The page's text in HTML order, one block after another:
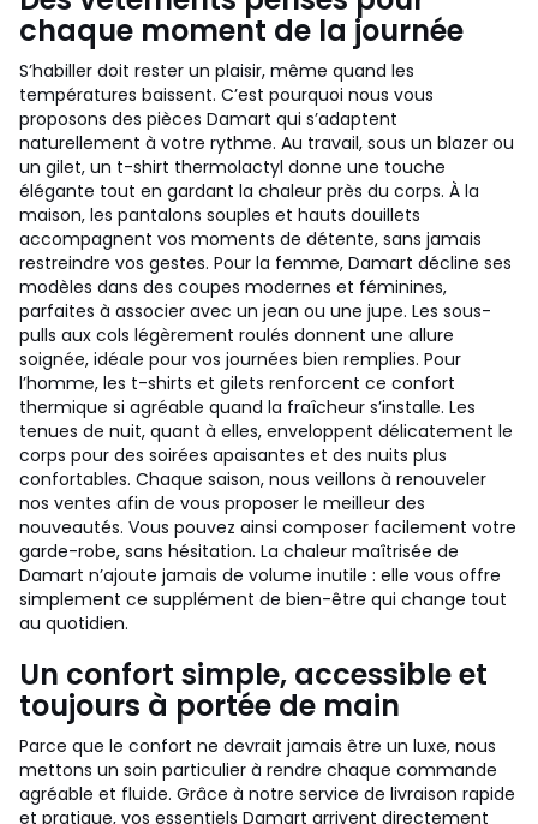
chaque moment de la journée
S’habiller doit rester un plaisir, même quand les
températures baissent. C’est pourquoi nous vous
proposons des pièces Damart qui s’adaptent
naturellement à votre rythme. Au travail, sous un blazer ou
un gilet, un t-shirt thermolactyl donne une touche
élégante tout en gardant la chaleur près du corps. À la
maison, les pantalons souples et hauts douillets
accompagnent vos moments de détente, sans jamais
restreindre vos gestes. Pour la femme, Damart décline ses
modèles dans des coupes modernes et féminines,
parfaites à associer avec un jean ou une jupe. Les sous-
pulls aux cols légèrement roulés donnent une allure
soignée, idéale pour vos journées bien remplies. Pour
l’homme, les t-shirts et gilets renforcent ce confort
thermique si agréable quand la fraîcheur s’installe. Les
tenues de nuit, quant à elles, enveloppent délicatement le
corps pour des soirées apaisantes et des nuits plus
confortables. Chaque saison, nous veillons à renouveler
nos ventes afin de vous proposer le meilleur des
nouveautés. Vous pouvez ainsi composer facilement votre
garde-robe, sans hésitation. La chaleur maîtrisée de
Damart n’ajoute jamais de volume inutile : elle vous offre
simplement ce supplément de bien-être qui change tout
au quotidien.
Un confort simple, accessible et
toujours à portée de main
Parce que le confort ne devrait jamais être un luxe, nous
mettons un soin particulier à rendre chaque commande
agréable et fluide. Grâce à notre service de livraison rapide
et pratique, vos essentiels Damart arrivent directement